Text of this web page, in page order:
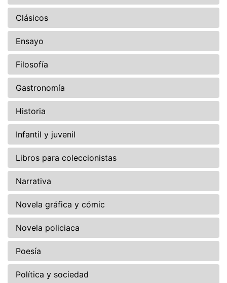
Clásicos
Ensayo
Filosofía
Gastronomía
Historia
Infantil y juvenil
Libros para coleccionistas
Narrativa
Novela gráfica y cómic
Novela policiaca
Poesía
Política y sociedad